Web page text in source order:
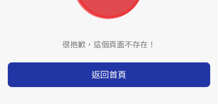
很抱歉，這個頁面不存在！
返回首頁